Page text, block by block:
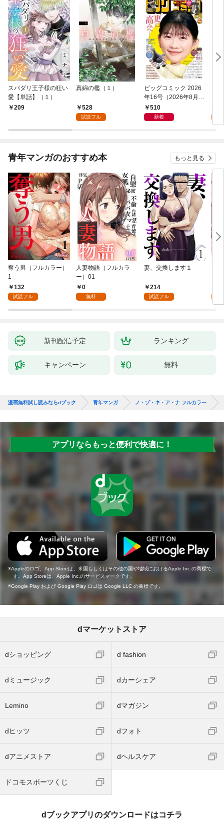
スパダリ王子様の狂い
愛【単話】（１）
209
真綿の檻（１）
528
試読フル
ビッグコミック 2026
年16号（2026年8月7
日発売）
510
新着
青年マンガのおすすめ本 もっと見る
奪う男（フルカラー）
1
132
試読フル
人妻物語（フルカラ
ー）01
0
無料
妻、交換します１
214
試読フル
な
新刊配信予定 ランキング
キャンペーン 無料
漫画無料試し読みならdブック 青年マンガ ノ・ゾ・キ・ア・ナ フルカラー
アプリならもっと便利で快適に！
Appleのロゴ、App Storeは、米国もしくはその他の国や地域におけるApple Inc.の商標で
す。App Storeは、Apple Inc.のサービスマークです。
Google Play および Google Play ロゴは Google LLC の商標です。
dマーケットストア
dショッピング d fashion
dミュージック dカーシェア
Lemino dマガジン
dヒッツ dフォト
dアニメストア dヘルスケア
ドコモスポーツくじ
dブックアプリのダウンロードはコチラ